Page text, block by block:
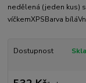
nedělená (jeden kus)
víčkemXPSBarva
Dostupnost